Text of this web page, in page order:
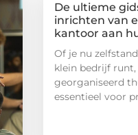
De ultieme
inrichten van
kantoor aan
Of je nu
klein bedrijf runt,
georganiseerd
essentieel voor